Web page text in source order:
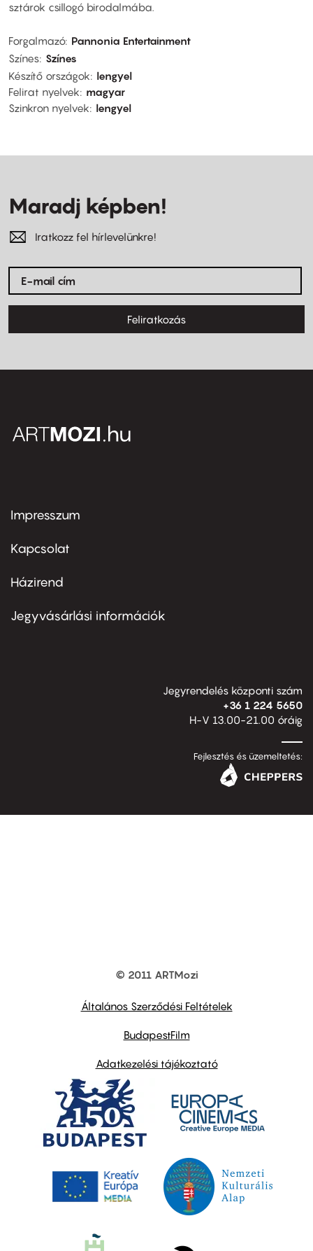
sztárok csillogó birodalmába.
Forgalmazó Pannonia Entertainment
Színes Színes
Készítő országok
lengyel
Felirat nyelvek
magyar
Szinkron nyelvek
lengyel
Maradj képben!
Iratkozz fel hírlevelünkre!
Feliratkozás
Footer
first
Impresszum
Kapcsolat
Footer
second
Házirend
Jegyvásárlási információk
Jegyrendelés központi szám
+36 1 224 5650
H-V 13.00-21.00 óráig
Fejlesztés és üzemeltetés:
© 2011 ARTMozi
Általános Szerződési Feltételek
BudapestFilm
Adatkezelési tájékoztató